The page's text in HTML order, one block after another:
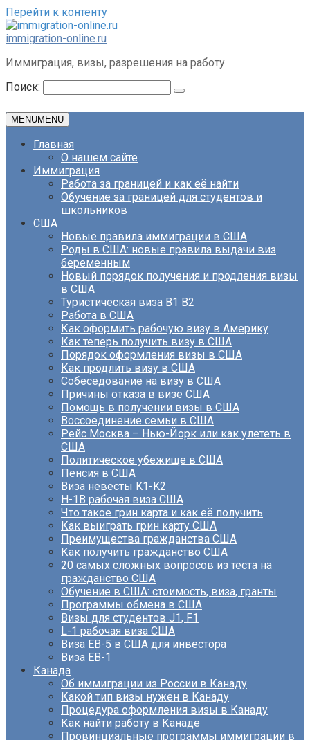
Перейти к контенту
immigration-online.ru
Иммиграция, визы, разрешения на работу
Поиск:
MENUMENU
Главная
О нашем сайте
Иммиграция
Работа за границей и как её найти
Обучение за границей для студентов и
школьников
США
Новые правила иммиграции в США
Роды в США: новые правила выдачи виз
беременным
Новый порядок получения и продления визы
в США
Туристическая виза B1 B2
Работа в США
Как оформить рабочую визу в Америку
Как теперь получить визу в США
Порядок оформления визы в США
Как продлить визу в США
Собеседование на визу в США
Причины отказа в визе США
Помощь в получении визы в США
Воссоединение семьи в США
Рейс Москва – Нью-Йорк или как улететь в
США
Политическое убежище в США
Пенсия в США
Виза невесты K1-K2
H-1B рабочая виза США
Что такое грин карта и как её получить
Как выиграть грин карту США
Преимущества гражданства США
Как получить гражданство США
20 самых сложных вопросов из теста на
гражданство США
Обучение в США: стоимость, виза, гранты
Программы обмена в США
Визы для студентов J1, F1
L-1 рабочая виза США
Виза EB-5 в США для инвестора
Виза ЕВ-1
Канада
Об иммиграции из России в Канаду
Какой тип визы нужен в Канаду
Процедура оформления визы в Канаду
Как найти работу в Канаде
Провинциальные программы иммиграции в